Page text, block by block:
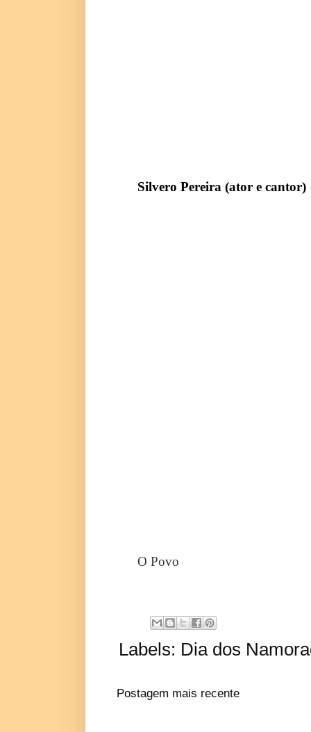
Silvero Pereira (ator e cantor)
O Povo
Labels: Dia dos
Postagem mais recente